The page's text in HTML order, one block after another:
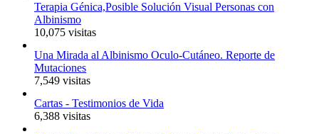
Terapia Génica,Posible Solución Visual Personas con
Albinismo
10,075 visitas
Una Mirada al Albinismo Oculo-Cutáneo. Reporte de
Mutaciones
7,549 visitas
Cartas - Testimonios de Vida
6,388 visitas